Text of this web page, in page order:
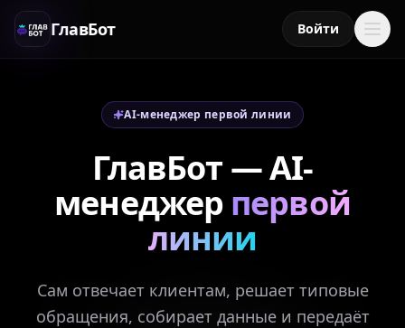
ГлавБот Войти
AI-менеджер первой линии
ГлавБот — AI-
менеджер первой
линии
Сам отвечает клиентам, решает типовые
обращения, собирает данные и передаёт